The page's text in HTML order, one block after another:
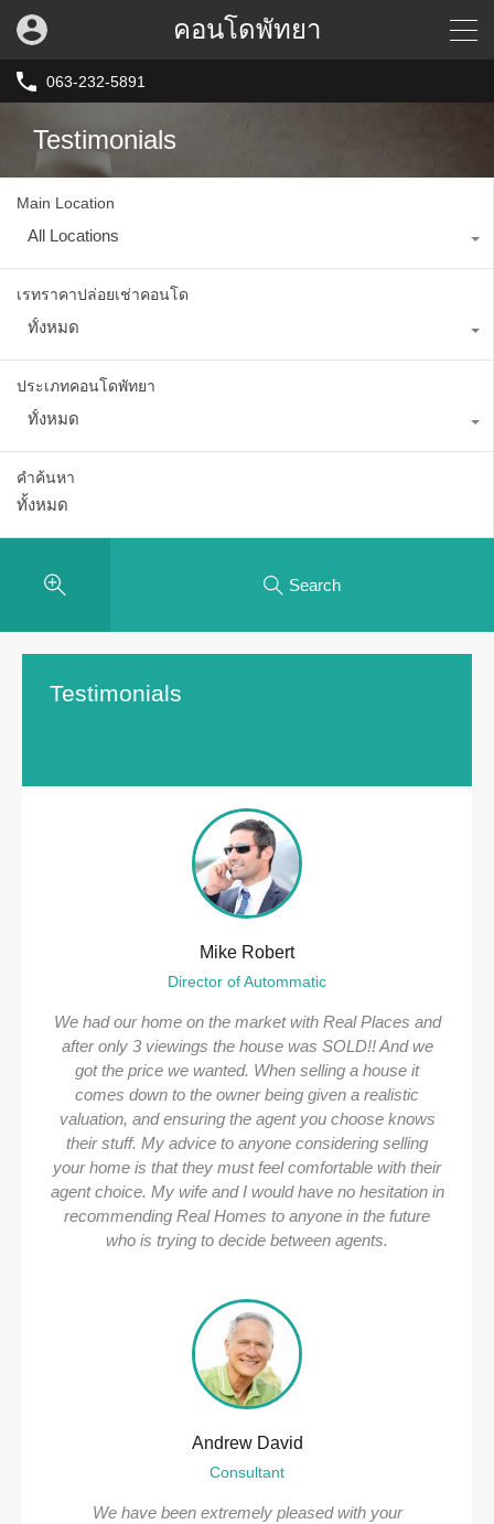
คอนโดพัทยา
063-232-5891
Testimonials
Main Location
All Locations
เรทราคาปล่อยเช่าคอนโด
ทั้งหมด
ประเภทคอนโดพัทยา
ทั้งหมด
คำค้นหา
Search
Testimonials
Mike Robert
Director of Autommatic
We had our home on the market with Real Places and
after only 3 viewings the house was SOLD!! And we
got the price we wanted. When selling a house it
comes down to the owner being given a realistic
valuation, and ensuring the agent you choose knows
their stuff. My advice to anyone considering selling
your home is that they must feel comfortable with their
agent choice. My wife and I would have no hesitation in
recommending Real Homes to anyone in the future
who is trying to decide between agents.
Andrew David
Consultant
We have been extremely pleased with your